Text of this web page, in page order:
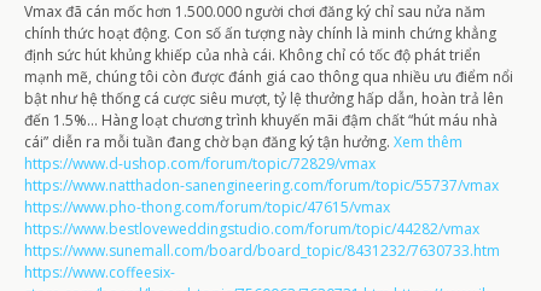
Vmax đã cán mốc hơn 1.500.000 người chơi đăng ký chỉ sau nửa năm
chính thức hoạt động. Con số ấn tượng này chính là minh chứng khẳng
định sức hút khủng khiếp của nhà cái. Không chỉ có tốc độ phát triển
mạnh mẽ, chúng tôi còn được đánh giá cao thông qua nhiều ưu điểm nổi
bật như hệ thống cá cược siêu mượt, tỷ lệ thưởng hấp dẫn, hoàn trả lên
đến 1.5%… Hàng loạt chương trình khuyến mãi đậm chất “hút máu nhà
cái” diễn ra mỗi tuần đang chờ bạn đăng ký tận hưởng. Xem thêm
https://www.d-ushop.com/forum/topic/72829/vmax
https://www.natthadon-sanengineering.com/forum/topic/55737/vmax
https://www.pho-thong.com/forum/topic/47615/vmax
https://www.bestloveweddingstudio.com/forum/topic/44282/vmax
https://www.sunemall.com/board/board_topic/8431232/7630733.htm
https://www.coffeesix-